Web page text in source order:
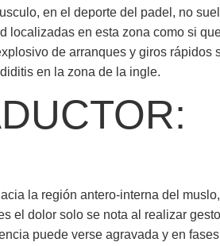
en el deporte del padel, no
localizadas en esta zona como si
de arranques y giros rápidos
en la zona de la ingle.
la región antero-interna del muslo,
el dolor solo se nota al realizar
puede verse agravada y en fases